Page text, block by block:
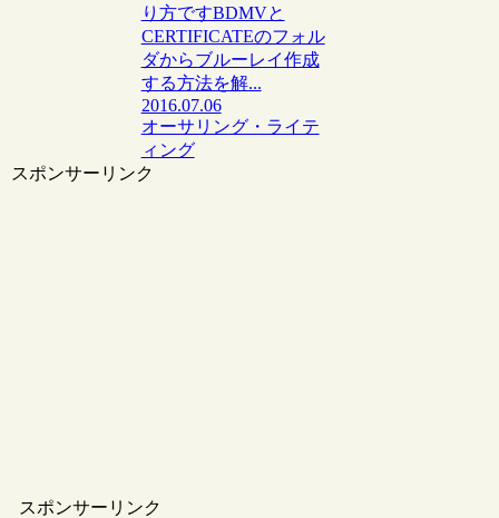
り方ですBDMVと
CERTIFICATEのフォル
ダからブルーレイ作成
する方法を解...
2016.07.06
オーサリング・ライテ
ィング
スポンサーリンク
スポンサーリンク